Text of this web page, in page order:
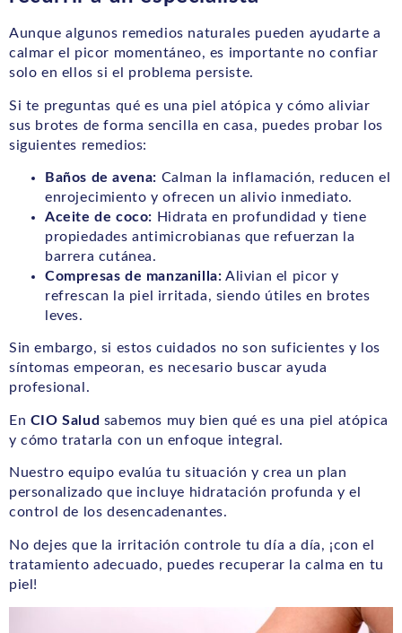
Aunque algunos remedios naturales pueden ayudarte a
calmar el picor momentáneo, es importante no confiar
solo en ellos si el problema persiste.
Si te preguntas qué es una piel atópica y cómo aliviar
sus brotes de forma sencilla en casa, puedes probar los
siguientes remedios:
Baños de avena: Calman la inflamación, reducen el
enrojecimiento y ofrecen un alivio inmediato.
Aceite de coco: Hidrata en profundidad y tiene
propiedades antimicrobianas que refuerzan la
barrera cutánea.
Compresas de manzanilla: Alivian el picor y
refrescan la piel irritada, siendo útiles en brotes
leves.
Sin embargo, si estos cuidados no son suficientes y los
síntomas empeoran, es necesario buscar ayuda
profesional.
En CIO Salud sabemos muy bien qué es una piel atópica
y cómo tratarla con un enfoque integral.
Nuestro equipo evalúa tu situación y crea un plan
personalizado que incluye hidratación profunda y el
control de los desencadenantes.
No dejes que la irritación controle tu día a día, ¡con el
tratamiento adecuado, puedes recuperar la calma en tu
piel!